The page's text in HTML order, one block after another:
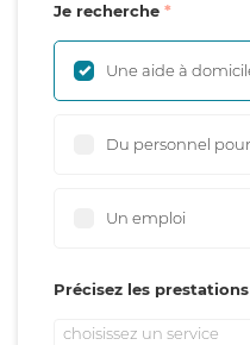
Je recherche
Une aide à
Du personnel
Un emploi
Précisez les
choisissez un service